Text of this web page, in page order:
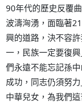
90年代的歷史反覆
波濤洶湧，面臨著
興的道路，決不容
一，民族一定要復
們永遠不能忘記孫
成功，同志仍須努
中華兒女，為我們